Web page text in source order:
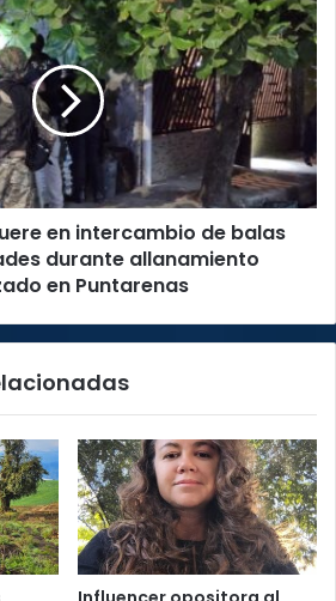
en intercambio de balas
durante allanamiento
en Puntarenas